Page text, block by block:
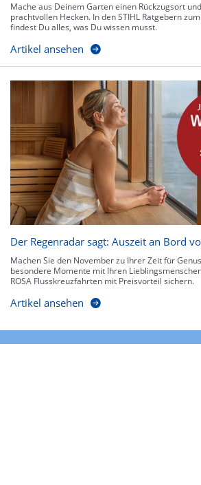
Mache aus Deinem Garten einen Rückzugsort
prachtvollen Hecken. In den STIHL Ratgebern
findest Du alles, was Du wissen musst.
Artikel ansehen
Der Regenradar sagt: Auszeit an Bord
Machen Sie den November zu Ihrer Zeit für
besondere Momente mit Ihren
ROSA Flusskreuzfahrten mit Preisvorteil sichern.
Artikel ansehen